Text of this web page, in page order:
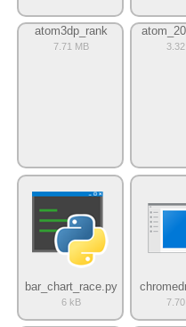
atom3dp_rank
7.71 MB
bar_chart_race.py
6 kB